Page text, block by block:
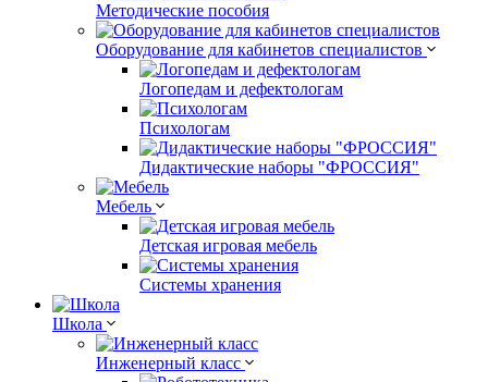
Методические пособия
Оборудование для кабинетов специалистов
Логопедам и дефектологам
Психологам
Дидактические наборы "ФРОССИЯ"
Мебель
Детская игровая мебель
Системы хранения
Школа
Инженерный класс